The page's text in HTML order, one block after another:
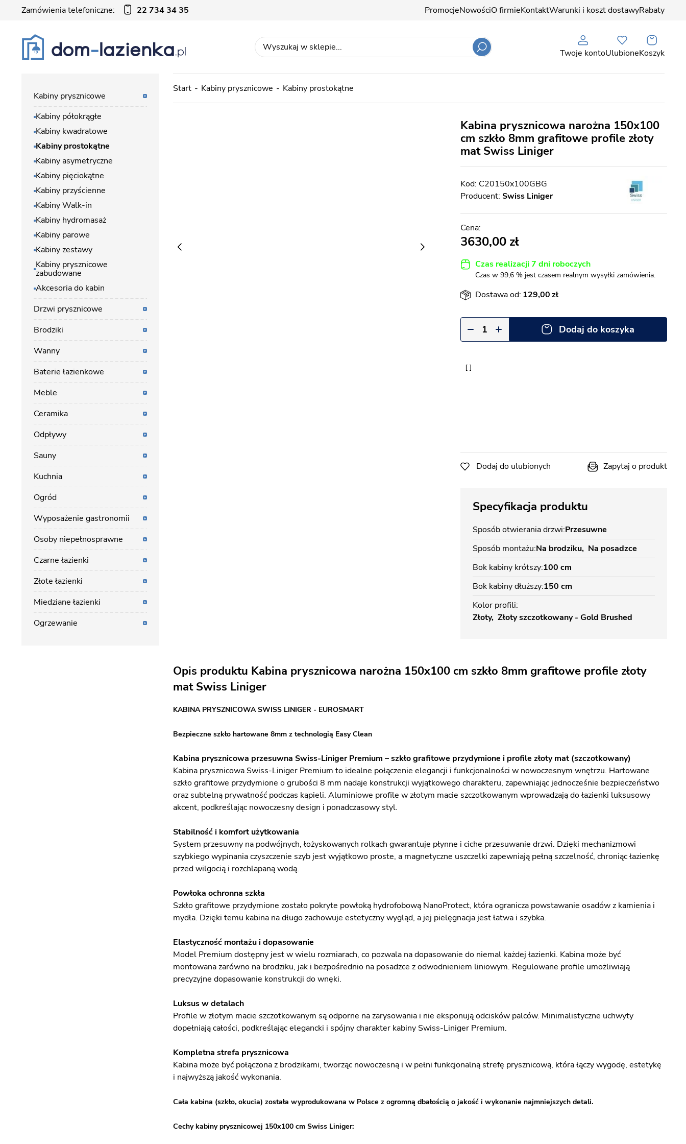
Zamówienia telefoniczne: 22 734 34 35 PromocjeNowościO firmieKontaktWarunki i koszt dostawyRabaty
Twoje kontoUlubioneKoszyk
Start Kabiny prysznicowe Kabiny prostokątne
Kabina prysznicowa narożna 150x100
cm szkło 8mm grafitowe profile złoty
mat Swiss Liniger
C20150x100GBG
Producent: Swiss Liniger
3630,00
Czas realizacji 7 dni roboczych
Czas w 99,6 % jest czasem realnym wysyłki zamówienia.
Dostawa od: 129,00
Dodaj do koszyka
Dodaj do ulubionych Zapytaj o produkt
Specyfikacja produktu
Sposób otwierania drzwi Przesuwne
Sposób montażu Na brodziku Na posadzce
Bok kabiny krótszy 100 cm
Bok kabiny dłuższy 150 cm
Kolor profili
Złoty Złoty szczotkowany - Gold Brushed
Opis produktu Kabina prysznicowa narożna 150x100 cm szkło 8mm grafitowe profile złoty
mat Swiss Liniger
KABINA PRYSZNICOWA SWISS LINIGER - EUROSMART
Bezpieczne szkło hartowane 8mm z technologią Easy Clean
Kabina prysznicowa przesuwna Swiss-Liniger Premium – szkło grafitowe przydymione i profile złoty mat (szczotkowany)
Kabina prysznicowa Swiss-Liniger Premium to idealne połączenie elegancji i funkcjonalności w nowoczesnym wnętrzu. Hartowane
szkło grafitowe przydymione o grubości 8 mm nadaje konstrukcji wyjątkowego charakteru, zapewniając jednocześnie bezpieczeństwo
oraz subtelną prywatność podczas kąpieli. Aluminiowe profile w złotym macie szczotkowanym wprowadzają do łazienki luksusowy
akcent, podkreślając nowoczesny design i ponadczasowy styl.
Stabilność i komfort użytkowania
System przesuwny na podwójnych, łożyskowanych rolkach gwarantuje płynne i ciche przesuwanie drzwi. Dzięki mechanizmowi
szybkiego wypinania czyszczenie szyb jest wyjątkowo proste, a magnetyczne uszczelki zapewniają pełną szczelność, chroniąc łazienkę
przed wilgocią i rozchlapaną wodą.
Powłoka ochronna szkła
Szkło grafitowe przydymione zostało pokryte powłoką hydrofobową NanoProtect, która ogranicza powstawanie osadów z kamienia i
mydła. Dzięki temu kabina na długo zachowuje estetyczny wygląd, a jej pielęgnacja jest łatwa i szybka.
Elastyczność montażu i dopasowanie
Model Premium dostępny jest w wielu rozmiarach, co pozwala na dopasowanie do niemal każdej łazienki. Kabina może być
montowana zarówno na brodziku, jak i bezpośrednio na posadzce z odwodnieniem liniowym. Regulowane profile umożliwiają
precyzyjne dopasowanie konstrukcji do wnęki.
Luksus w detalach
Profile w złotym macie szczotkowanym są odporne na zarysowania i nie eksponują odcisków palców. Minimalistyczne uchwyty
dopełniają całości, podkreślając elegancki i spójny charakter kabiny Swiss-Liniger Premium.
Kompletna strefa prysznicowa
Kabina może być połączona z brodzikami, tworząc nowoczesną i w pełni funkcjonalną strefę prysznicową, która łączy wygodę, estetykę
i najwyższą jakość wykonania.
Cała kabina (szkło, okucia) została wyprodukowana w Polsce z ogromną dbałością o jakość i wykonanie najmniejszych detali.
Cechy kabiny prysznicowej 150x100 cm Swiss Liniger:
Kabiny prysznicowe
Kabiny półokrągłe
Kabiny kwadratowe
Kabiny prostokątne
Kabiny asymetryczne
Kabiny pięciokątne
Kabiny przyścienne
Kabiny Walk-in
Kabiny hydromasaż
Kabiny parowe
Kabiny zestawy
Kabiny prysznicowe
zabudowane
Akcesoria do kabin
Drzwi prysznicowe
Brodziki
Wanny
Baterie łazienkowe
Meble
Ceramika
Odpływy
Sauny
Kuchnia
Ogród
Wyposażenie gastronomii
Osoby niepełnosprawne
Czarne łazienki
Złote łazienki
Miedziane łazienki
Ogrzewanie